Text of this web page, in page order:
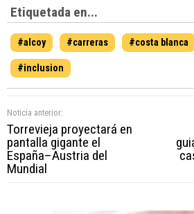
Etiquetada en...
#alcoy #carreras #costa blanca
#inclusion
Noticia anterior:
Torrevieja proyectará en
pantalla gigante el
España–Austria del
Mundial